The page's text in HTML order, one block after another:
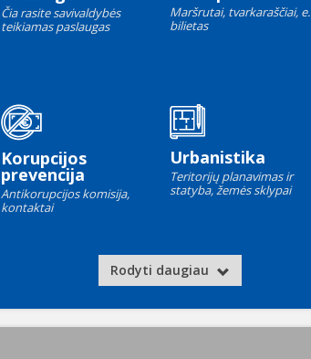
Čia rasite savivaldybės
teikiamas paslaugas
Maršrutai, tvarkaraščiai, e.
bilietas
Korupcijos
prevencija
Antikorupcijos komisija,
kontaktai
Urbanistika
Teritorijų planavimas ir
statyba, žemės sklypai
Rodyti daugiau